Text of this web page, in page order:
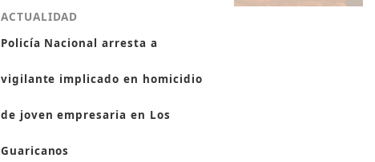
ACTUALIDAD
Policía Nacional arresta a
vigilante implicado en homicidio
de joven empresaria en Los
Guaricanos